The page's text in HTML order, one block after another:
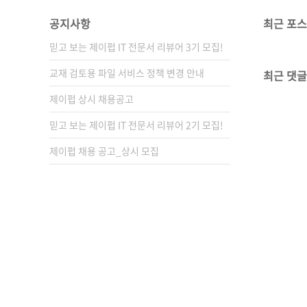
공지사항
믿고 보는 제이펍 IT 전문서 리뷰어 3기 모집!
교재 검토용 파일 서비스 정책 변경 안내
제이펍 상시 채용공고
믿고 보는 제이펍 IT 전문서 리뷰어 2기 모집!
제이펍 채용 공고_상시 모집
최근 포
최근 댓글